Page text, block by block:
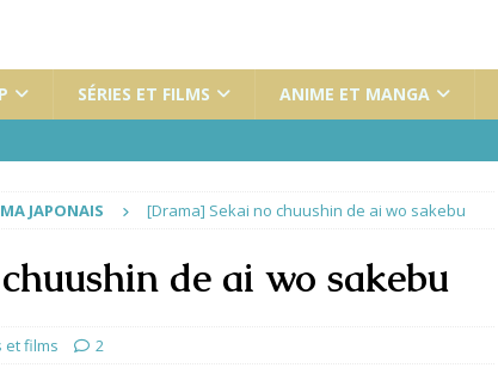
SÉRIES ET FILMS ANIME ET MANGA
JAPONAIS [Drama] Sekai no chuushin de ai wo sakebu
de ai wo sakebu
et films 2